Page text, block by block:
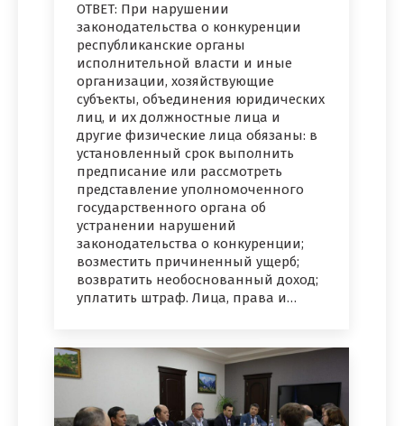
ОТВЕТ: При нарушении
законодательства о конкуренции
республиканские органы
исполнительной власти и иные
организации, хозяйствующие
субъекты, объединения юридических
лиц, и их должностные лица и
другие физические лица обязаны: в
установленный срок выполнить
предписание или рассмотреть
представление уполномоченного
государственного органа об
устранении нарушений
законодательства о конкуренции;
возместить причиненный ущерб;
возвратить необоснованный доход;
уплатить штраф. Лица, права и…